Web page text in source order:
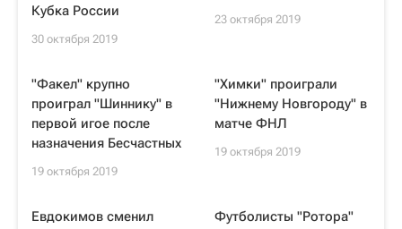
Кубка России
30 октября 2019
23 октября 2019
"Факел" крупно
проиграл "Шиннику" в
первой игое после
назначения Бесчастных
19 октября 2019
"Химки" проиграли
"Нижнему Новгороду" в
матче ФНЛ
19 октября 2019
Евдокимов сменил
Футболисты "Ротора"